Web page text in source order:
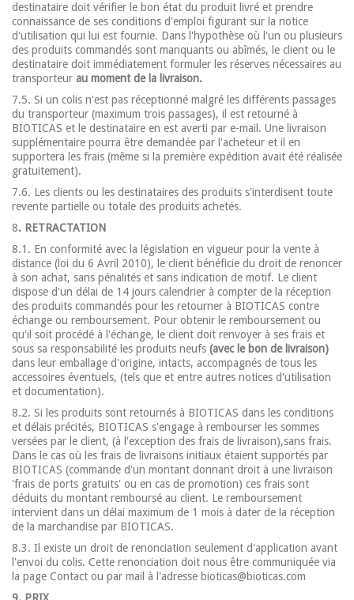
destinataire doit vérifier le bon état du produit livré et prendre
connaissance de ses conditions d'emploi figurant sur la notice
d'utilisation qui lui est fournie. Dans l'hypothèse où l'un ou plusieurs
des produits commandés sont manquants ou abîmés, le client ou le
destinataire doit immédiatement formuler les réserves nécessaires au
transporteur au moment de la livraison.
7.5. Si un colis n'est pas réceptionné malgré les différents passages
du transporteur (maximum trois passages), il est retourné à
BIOTICAS et le destinataire en est averti par e-mail. Une livraison
supplémentaire pourra être demandée par l'acheteur et il en
supportera les frais (même si la première expédition avait été réalisée
gratuitement).
7.6. Les clients ou les destinataires des produits s'interdisent toute
revente partielle ou totale des produits achetés.
8. RETRACTATION
8.1. En conformité avec la législation en vigueur pour la vente à
distance (loi du 6 Avril 2010), le client bénéficie du droit de renoncer
à son achat, sans pénalités et sans indication de motif. Le client
dispose d'un délai de 14 jours calendrier à compter de la réception
des produits commandés pour les retourner à BIOTICAS contre
échange ou remboursement. Pour obtenir le remboursement ou
qu'il soit procédé à l'échange, le client doit renvoyer à ses frais et
sous sa responsabilité les produits neufs (avec le bon de livraison)
dans leur emballage d'origine, intacts, accompagnés de tous les
accessoires éventuels, (tels que et entre autres notices d'utilisation
et documentation).
8.2. Si les produits sont retournés à BIOTICAS dans les conditions
et délais précités, BIOTICAS s'engage à rembourser les sommes
versées par le client, (à l'exception des frais de livraison),sans frais.
Dans le cas où les frais de livraisons initiaux étaient supportés par
BIOTICAS (commande d'un montant donnant droit à une livraison
'frais de ports gratuits' ou en cas de promotion) ces frais sont
déduits du montant remboursé au client. Le remboursement
intervient dans un délai maximum de 1 mois à dater de la réception
de la marchandise par BIOTICAS.
8.3. Il existe un droit de renonciation seulement d'application avant
l'envoi du colis. Cette renonciation doit nous être communiquée via
la page Contact ou par mail à l'adresse bioticas@bioticas.com